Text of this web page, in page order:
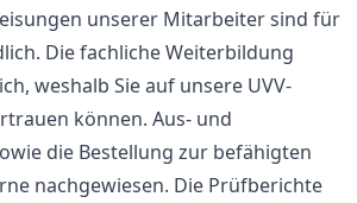
unserer Mitarbeiter sind für
Die fachliche Weiterbildung
weshalb Sie auf unsere UVV-
können. Aus- und
die Bestellung zur befähigten
nachgewiesen. Die Prüfberichte